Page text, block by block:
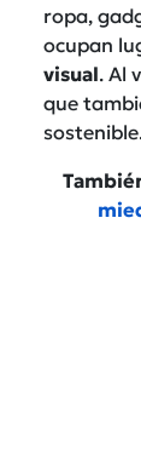
ropa,
ocupan
visual. Al
que